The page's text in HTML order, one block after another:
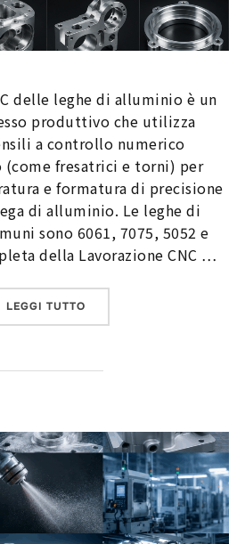
delle leghe di alluminio è un
produttivo che utilizza
a controllo numerico
fresatrici e torni) per
e formatura di precisione
di alluminio. Le leghe di
sono 6061, 7075, 5052 e
della Lavorazione CNC …
LEGGI TUTTO“LA LAVORAZIONE CNC